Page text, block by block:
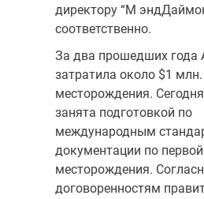
директору “М
соответственно.
За два прошедших
затратила около $1
месторождения.
занята подготовкой по
международным
документации по
месторождения.
договоренностям